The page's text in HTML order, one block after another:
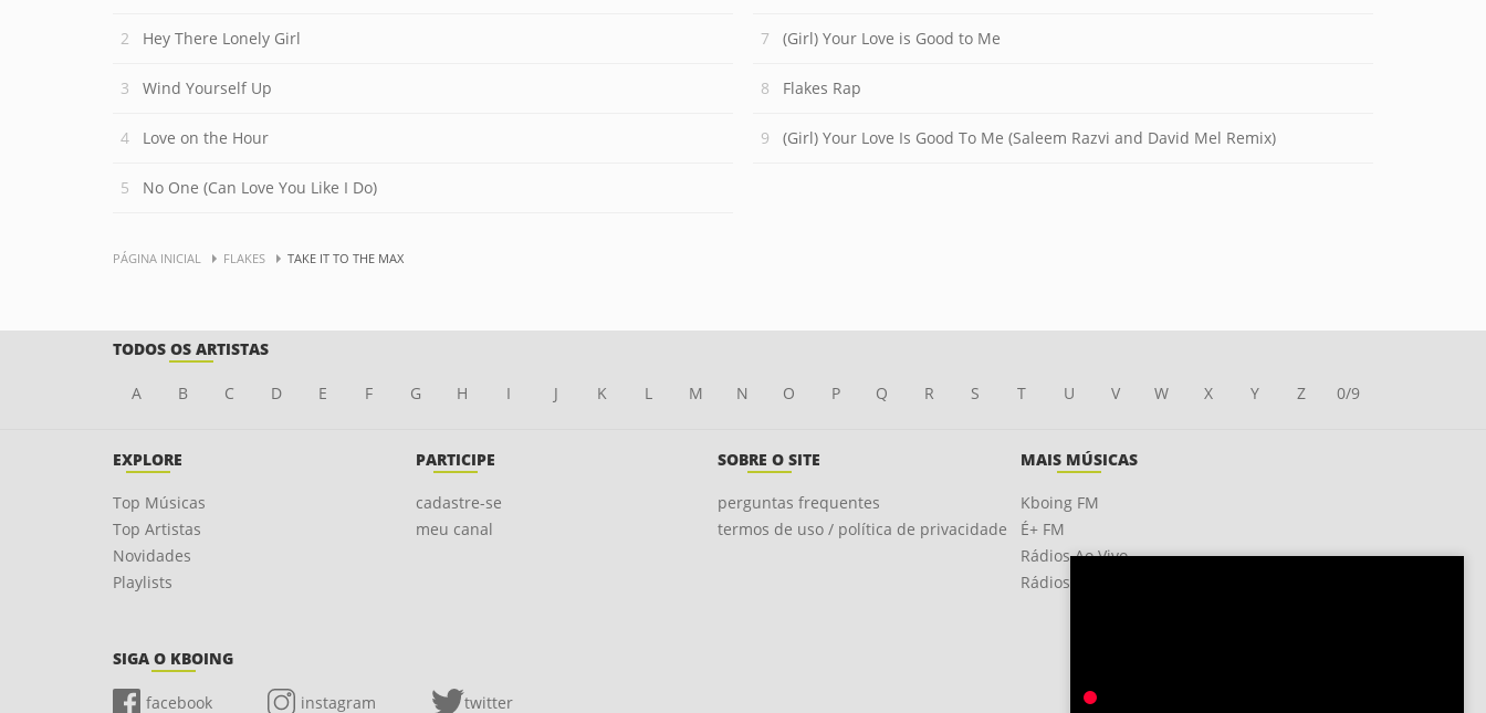
Hey There Lonely Girl
Wind Yourself Up
Love on the Hour
No One (Can Love You Like I Do)
(Girl) Your Love is Good to Me
Flakes Rap
(Girl) Your Love Is Good To Me (Saleem Razvi and David Mel Remix)
PÁGINA INICIAL FLAKES TAKE IT TO THE MAX
TODOS OS ARTISTAS
A B C D E F G H I J K L M N O P Q R S T U V W X Y Z 0/9
EXPLORE
Top Músicas
Top Artistas
Novidades
Playlists
PARTICIPE
cadastre-se
meu canal
SOBRE O SITE
perguntas frequentes
termos de uso / política de privacidade
MAIS MÚSICAS
Kboing FM
É+ FM
Rádios Ao Vivo
Rádios OnLine
SIGA O KBOING
facebook instagram twitter